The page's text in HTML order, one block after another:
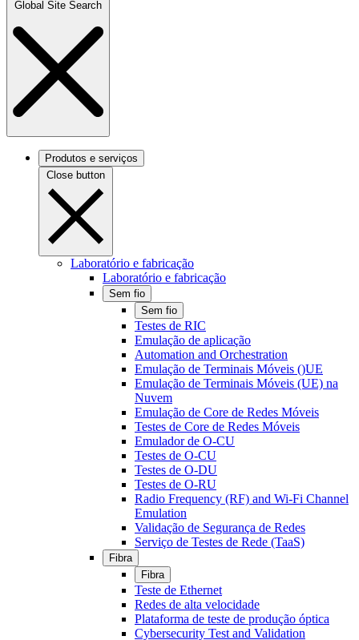
Global Site Search
Produtos e serviços
Close button
Laboratório e fabricação
Laboratório e fabricação
Sem fio
Sem fio
Testes de RIC
Emulação de aplicação
Automation and Orchestration
Emulação de Terminais Móveis ()UE
Emulação de Terminais Móveis (UE) na
Nuvem
Emulação de Core de Redes Móveis
Testes de Core de Redes Móveis
Emulador de O-CU
Testes de O-CU
Testes de O-DU
Testes de O-RU
Radio Frequency (RF) and Wi-Fi Channel
Emulation
Validação de Segurança de Redes
Serviço de Testes de Rede (TaaS)
Fibra
Fibra
Teste de Ethernet
Redes de alta velocidade
Plataforma de teste de produção óptica
Cybersecurity Test and Validation